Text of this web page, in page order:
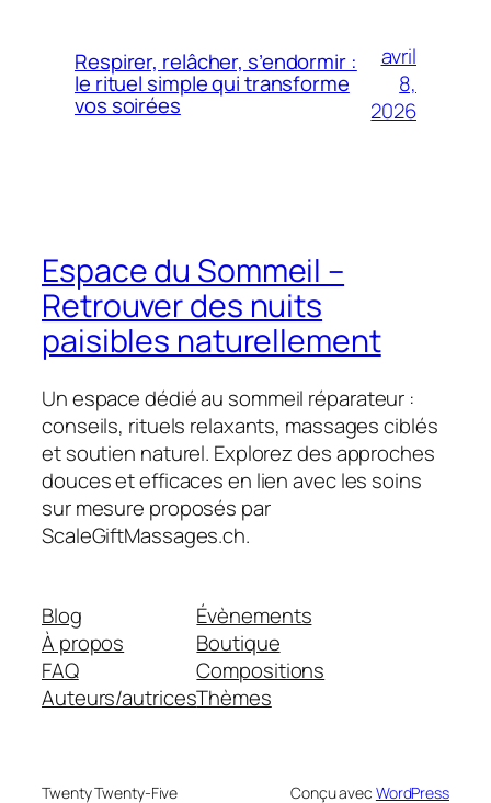
Respirer, relâcher, s’endormir :
le rituel simple qui transforme
vos soirées
avril
8,
2026
Espace du Sommeil –
Retrouver des nuits
paisibles naturellement
Un espace dédié au sommeil réparateur :
conseils, rituels relaxants, massages ciblés
et soutien naturel. Explorez des approches
douces et efficaces en lien avec les soins
sur mesure proposés par
ScaleGiftMassages.ch.
Blog
À propos
FAQ
Auteurs/autrices
Évènements
Boutique
Compositions
Thèmes
Twenty Twenty-Five Conçu avec WordPress